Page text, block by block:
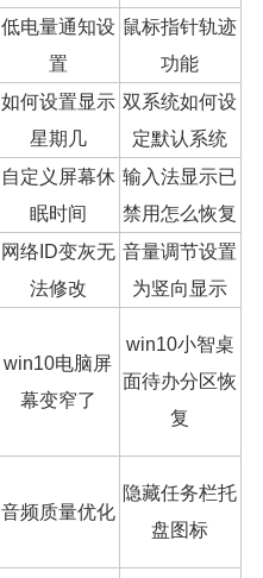
低电量通知设
置
鼠标指针轨迹
功能
如何设置显示
星期几
双系统如何设
定默认系统
自定义屏幕休
眠时间
输入法显示已
禁用怎么恢复
网络ID变灰无
法修改
音量调节设置
为竖向显示
win10电脑屏
幕变窄了
win10小智桌
面待办分区恢
复
音频质量优化
隐藏任务栏托
盘图标